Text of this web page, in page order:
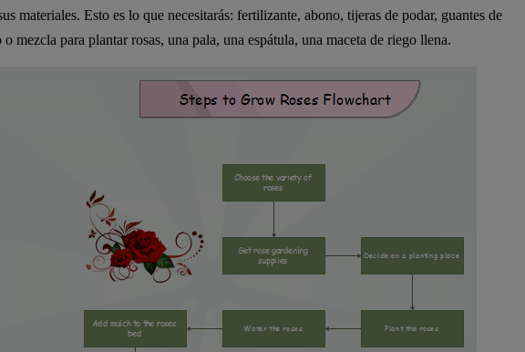
materiales. Esto es lo que necesitarás: fertilizante, abono, tijeras de podar, guantes de
mezcla para plantar rosas, una pala, una espátula, una maceta de riego llena.